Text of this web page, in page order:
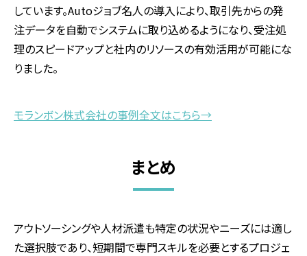
しています。Autoジョブ名人の導入により、取引先からの発
注データを自動でシステムに取り込めるようになり、受注処
理のスピードアップと社内のリソースの有効活用が可能にな
りました。
モランボン株式会社の事例全文はこちら→
まとめ
アウトソーシングや人材派遣も特定の状況やニーズには適し
た選択肢であり、短期間で専門スキルを必要とするプロジェ